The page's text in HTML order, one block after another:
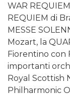
WAR
REQUIEM di
MESSE
Mozart, la
Fiorentino con
importanti
Royal Scottish
Philharmonic